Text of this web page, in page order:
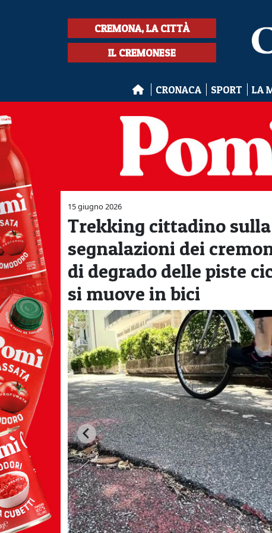
CREMONA, LA CITTÀ
IL CREMONESE
CRONACA SPORT LA
15 giugno 2026
Trekking cittadino
segnalazioni dei
di degrado delle piste
si muove in bici